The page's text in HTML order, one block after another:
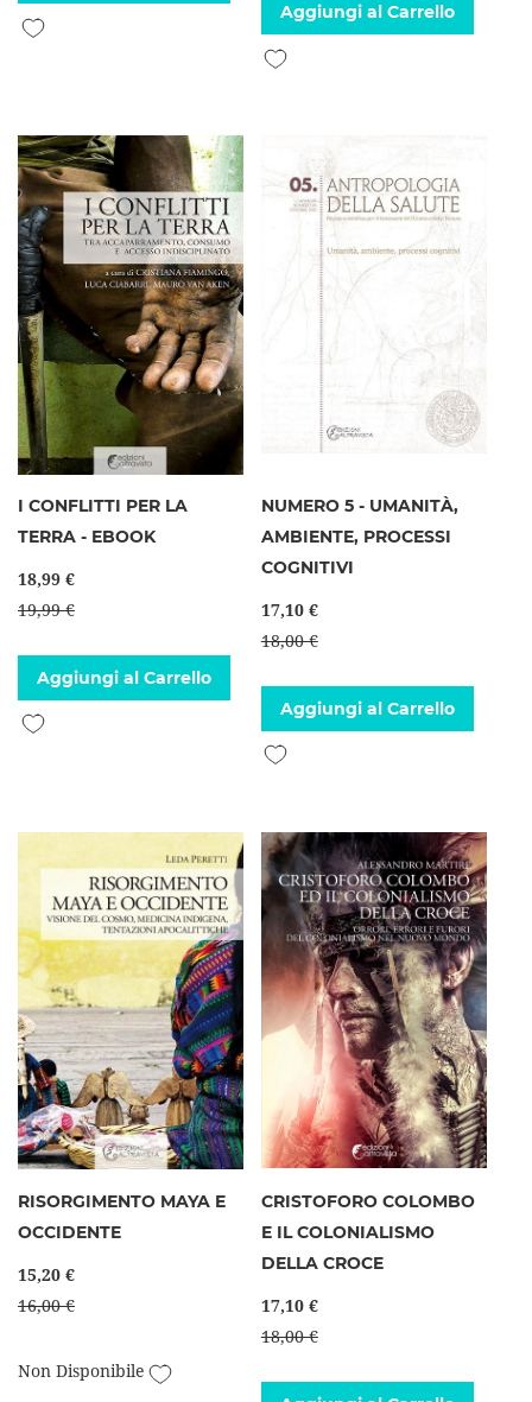
Aggiungi alla lista desideri Aggiungi al Carrello
Aggiungi alla lista desideri
I CONFLITTI PER LA
TERRA - EBOOK
18,99 €
19,99 €
Aggiungi al Carrello
Aggiungi alla lista desideri
NUMERO 5 - UMANITÀ,
AMBIENTE, PROCESSI
COGNITIVI
17,10 €
18,00 €
Aggiungi al Carrello
Aggiungi alla lista desideri
RISORGIMENTO MAYA E
OCCIDENTE
15,20 €
16,00 €
Non Disponibile Aggiungi alla lista desideri
CRISTOFORO COLOMBO
E IL COLONIALISMO
DELLA CROCE
17,10 €
18,00 €